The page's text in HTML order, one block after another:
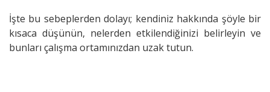
İşte bu sebeplerden dolayı; kendiniz hakkında şöyle bir
kısaca düşünün, nelerden etkilendiğinizi belirleyin ve
bunları çalışma ortamınızdan uzak tutun.